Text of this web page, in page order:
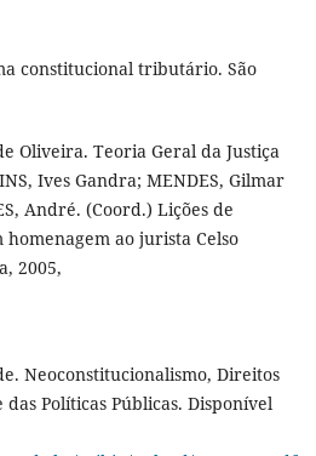
constitucional tributário. São
Oliveira. Teoria Geral da Justiça
Ives Gandra; MENDES, Gilmar
André. (Coord.) Lições de
ao jurista Celso
2005,
Neoconstitucionalismo, Direitos
Políticas Públicas. Disponível